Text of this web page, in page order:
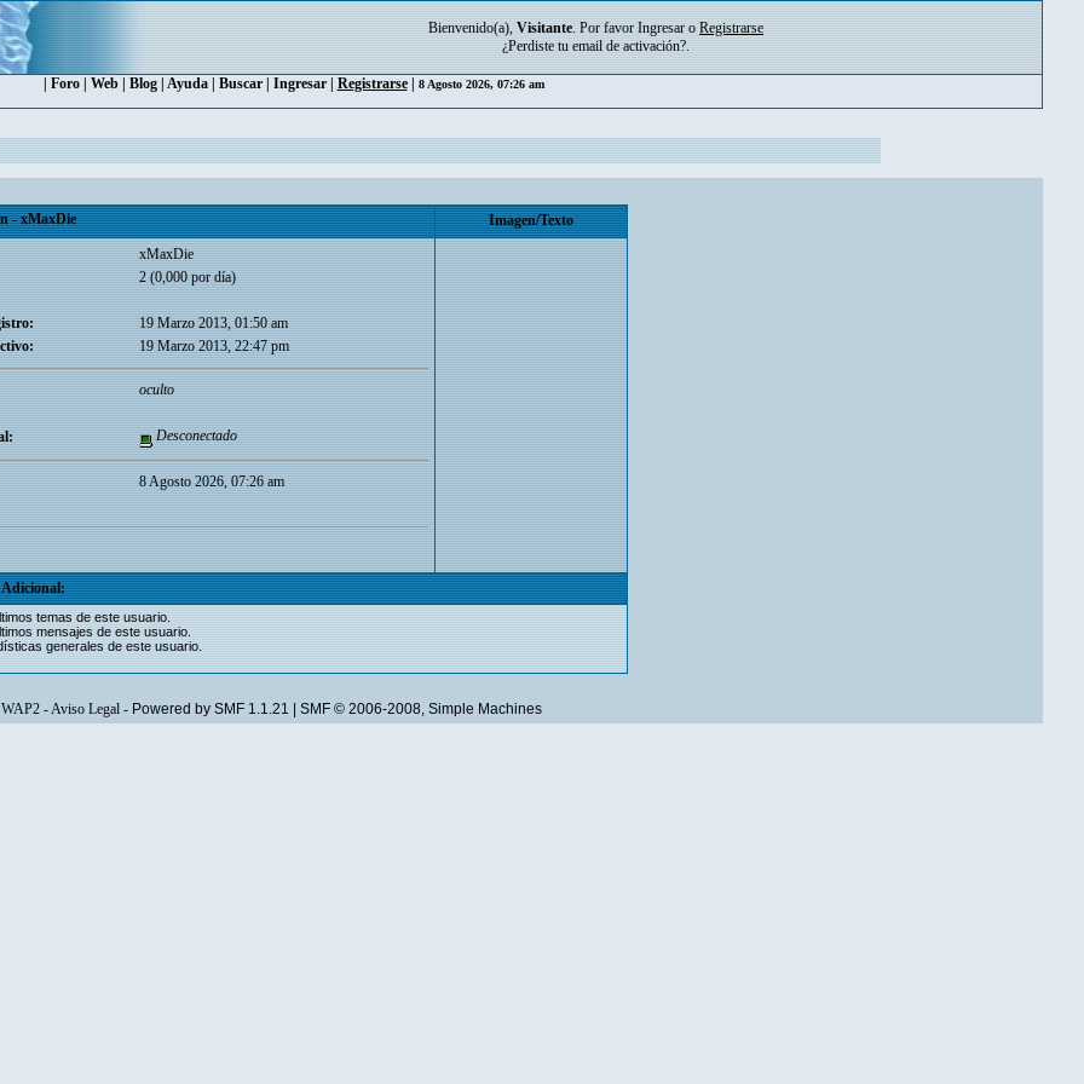
Bienvenido(a), Visitante. Por favor Ingresar o Registrarse
¿Perdiste tu email de activación?.
Foro| Web| Blog| Ayuda| Buscar| Ingresar| Registrarse| 8 Agosto 2026, 07:26 am
- xMaxDie
Imagen/Texto
xMaxDie
2 (0,000 por día)
19 Marzo 2013, 01:50 am
19 Marzo 2013, 22:47 pm
oculto
Desconectado
8 Agosto 2026, 07:26 am
temas de este usuario.
mensajes de este usuario.
generales de este usuario.
WAP2-Aviso Legal- Powered by SMF 1.1.21 SMF © 2006-2008, Simple Machines